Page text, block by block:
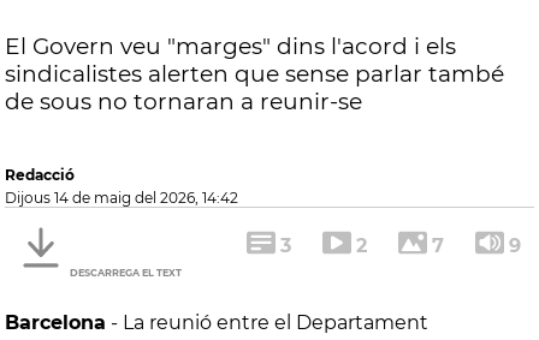
El Govern veu "marges" dins l'acord i els
sindicalistes alerten que sense parlar també
de sous no tornaran a reunir-se
Redacció
dijous 14 de maig del 2026, 14:42
DESCARREGA EL TEXT
3 2 7 9
Barcelona - La reunió entre el Departament